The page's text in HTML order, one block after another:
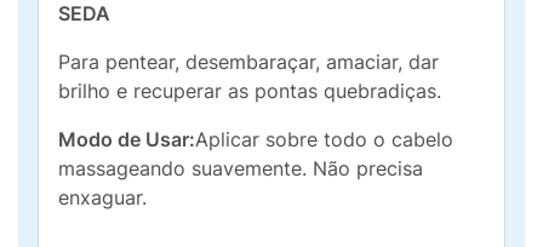
SEDA
Para pentear, desembaraçar, amaciar, dar
brilho e recuperar as pontas quebradiças.
Modo de Usar:Aplicar sobre todo o cabelo
massageando suavemente. Não precisa
enxaguar.